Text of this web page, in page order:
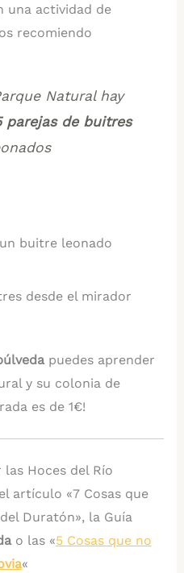
una actividad de
recomiendo
Natural hay
parejas de buitres
buitre leonado
desde el mirador
puedes aprender
y su colonia de
es de 1€!
Hoces del Río
artículo «7 Cosas que
Duratón», la Guía
o las «5 Cosas que no
«